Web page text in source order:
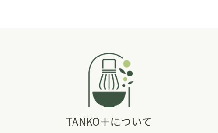
TANKO＋について